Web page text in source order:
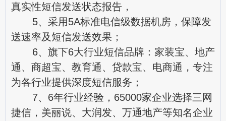
真实性短信发送状态报告，
5、采用5A标准电信级数据机房，保障发
送速率及短信发送效果；
6、旗下6大行业短信品牌：家装宝、地产
通、商超宝、教育通、贷款宝、电商通，专注
为各行业提供深度短信服务；
7、6年行业经验，65000家企业选择三网
捷信，美丽说、大润发、万通地产等知名企业